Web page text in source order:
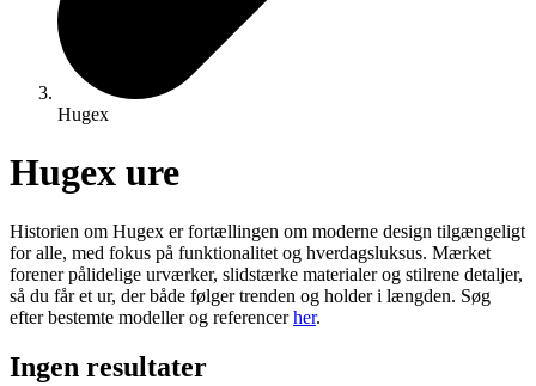
Hugex
Hugex ure
Historien om Hugex er fortællingen om moderne design tilgængeligt
for alle, med fokus på funktionalitet og hverdagsluksus. Mærket
forener pålidelige urværker, slidstærke materialer og stilrene detaljer,
så du får et ur, der både følger trenden og holder i længden. Søg
efter bestemte modeller og referencerher.
Ingen resultater